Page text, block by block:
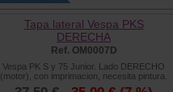
Tapa lateral Vespa PKS
DERECHA
Ref. OM0007D
Vespa PK S y 75 Junior. Lado DERECHO
(motor), con imprimacion, necesita pintura.